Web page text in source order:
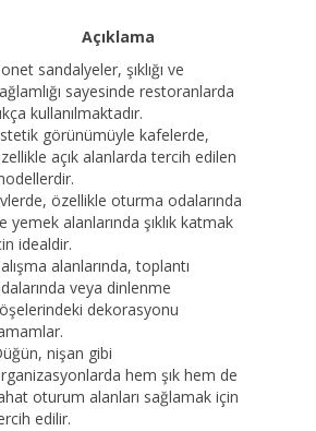
Açıklama
sandalyeler, şıklığı ve
sayesinde restoranlarda
kullanılmaktadır.
görünümüyle kafelerde,
açık alanlarda tercih edilen
özellikle oturma odalarında
yemek alanlarında şıklık katmak
idealdir.
alanlarında, toplantı
veya dinlenme
dekorasyonu
nişan gibi
hem şık hem de
oturum alanları sağlamak için
edilir.